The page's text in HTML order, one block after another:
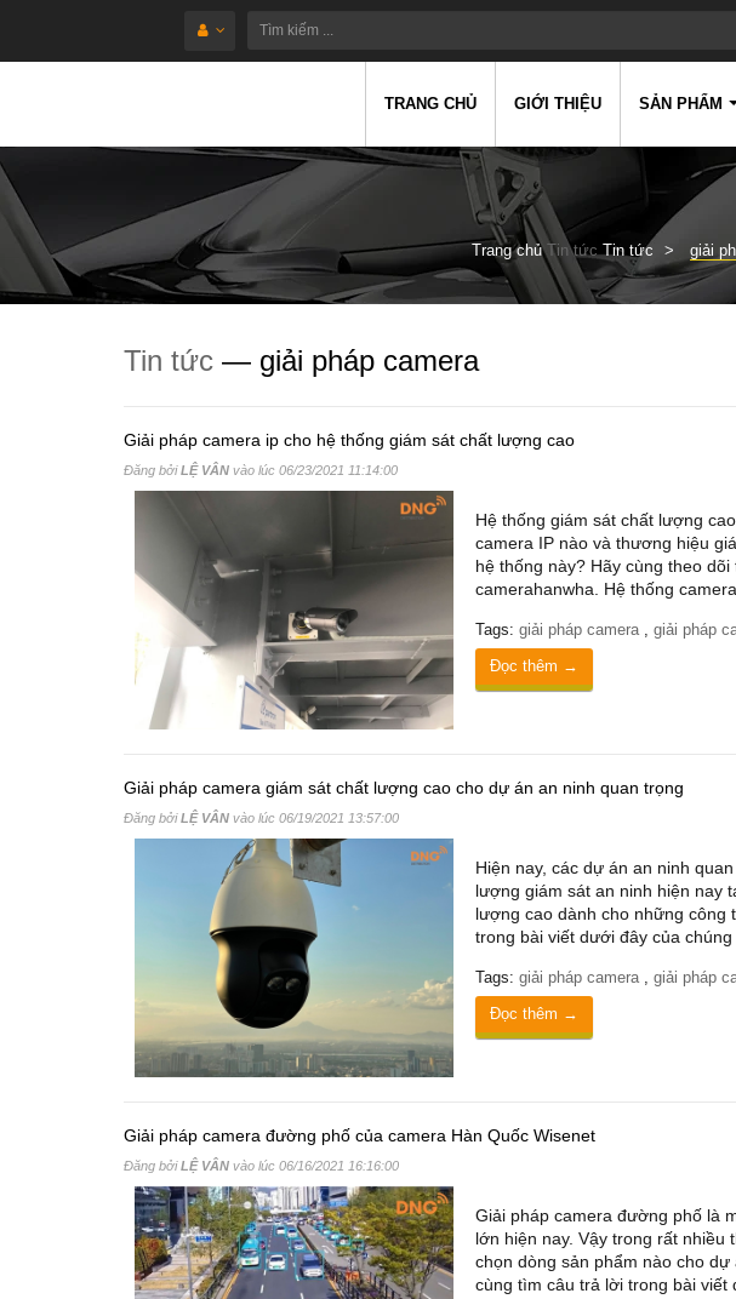
TRANG CHỦ GIỚI THIỆU SẢN PHẨM
Trang chủ Tin tức Tin tức giải
Tin tức — giải pháp camera
Giải pháp camera ip cho hệ thống giám sát chất lượng cao
Đăng bởiLỆ VÂN vào lúc 06/23/2021 11:14:00
Hệ thống giám sát chất lượng
camera IP nào và thương hiệu
hệ thống này? Hãy cùng theo
camerahanwha. Hệ thống
Tags: giải pháp camera , giải pháp
Đọc thêm →
Giải pháp camera giám sát chất lượng cao cho dự án an ninh quan trọng
Đăng bởiLỆ VÂN vào lúc 06/19/2021 13:57:00
Hiện nay, các dự án an ninh
lượng giám sát an ninh hiện nay
lượng cao dành cho những công
trong bài viết dưới đây của chúng
Tags: giải pháp camera , giải pháp
Đọc thêm →
Giải pháp camera đường phố của camera Hàn Quốc Wisenet
Đăng bởiLỆ VÂN vào lúc 06/16/2021 16:16:00
Giải pháp camera đường phố là
lớn hiện nay. Vậy trong rất
chọn dòng sản phẩm nào cho
cùng tìm câu trả lời trong bài viết